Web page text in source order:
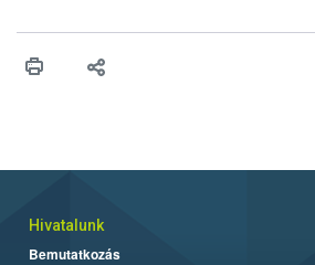
érésű szőlőkben is legyen lehetőség a
felhasználók számára is elérhető és
Hivatalunk
Bemutatkozás